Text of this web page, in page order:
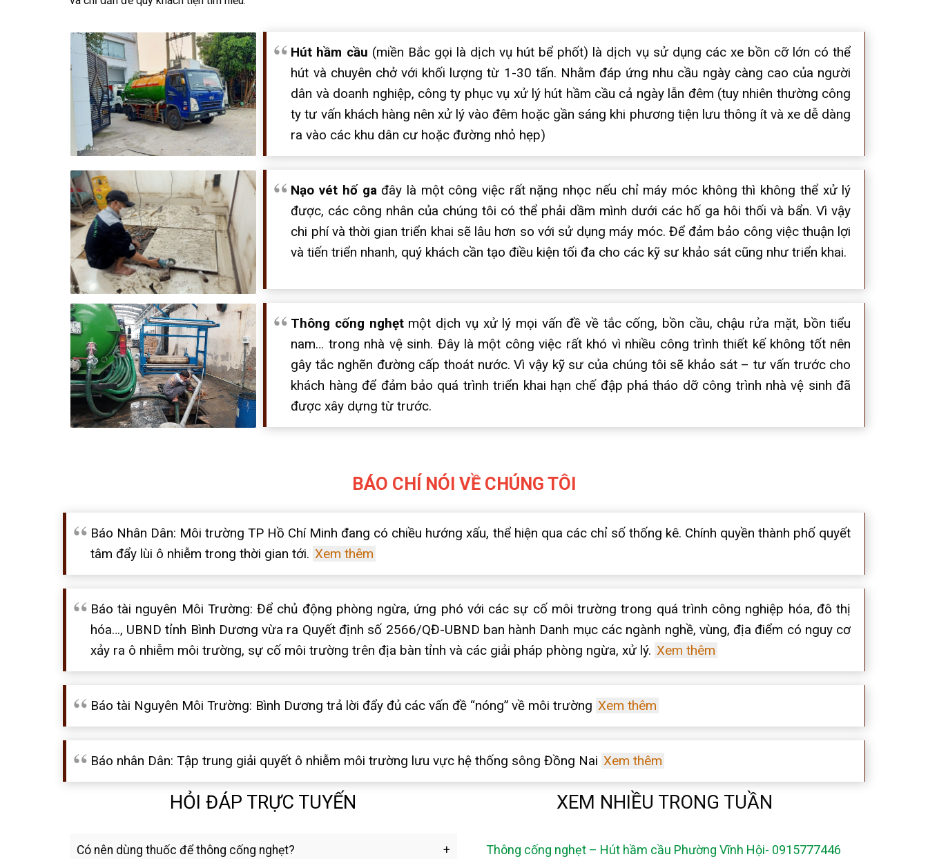
Hút hầm cầu (miền Bắc gọi là dịch vụ hút bể phốt) là dịch vụ sử dụng các xe bồn cỡ lớn có thể
hút và chuyên chở với khối lượng từ 1-30 tấn. Nhằm đáp ứng nhu cầu ngày càng cao của người
dân và doanh nghiệp, công ty phục vụ xử lý hút hầm cầu cả ngày lẫn đêm (tuy nhiên thường công
ty tư vấn khách hàng nên xử lý vào đêm hoặc gần sáng khi phương tiện lưu thông ít và xe dễ dàng
ra vào các khu dân cư hoặc đường nhỏ hẹp)
Nạo vét hố gađây là một công việc rất nặng nhọc nếu chỉ máy móc không thì không thể xử lý
được, các công nhân của chúng tôi có thể phải dầm mình dưới các hố ga hôi thối và bẩn. Vì vậy
chi phí và thời gian triển khai sẽ lâu hơn so với sử dụng máy móc. Để đảm bảo công việc thuận lợi
và tiến triển nhanh, quý khách cần tạo điều kiện tối đa cho các kỹ sư khảo sát cũng như triển khai.
Thông cống nghẹtmột dịch vụ xử lý mọi vấn đề về tắc cống, bồn cầu, chậu rửa mặt, bồn tiểu
nam… trong nhà vệ sinh. Đây là một công việc rất khó vì nhiều công trình thiết kế không tốt nên
gây tắc nghẽn đường cấp thoát nước. Vì vậy kỹ sư của chúng tôi sẽ khảo sát – tư vấn trước cho
khách hàng để đảm bảo quá trình triển khai hạn chế đập phá tháo dỡ công trình nhà vệ sinh đã
được xây dựng từ trước.
BÁO CHÍ NÓI VỀ CHÚNG TÔI
Báo Nhân Dân: Môi trường TP Hồ Chí Minh đang có chiều hướng xấu, thể hiện qua các chỉ số thống kê. Chính quyền thành phố quyết
tâm đẩy lùi ô nhiễm trong thời gian tới. Xem thêm
Báo tài nguyên Môi Trường: Để chủ động phòng ngừa, ứng phó với các sự cố môi trường trong quá trình công nghiệp hóa, đô thị
hóa…, UBND tỉnh Bình Dương vừa ra Quyết định số 2566/QĐ-UBND ban hành Danh mục các ngành nghề, vùng, địa điểm có nguy cơ
xảy ra ô nhiễm môi trường, sự cố môi trường trên địa bàn tỉnh và các giải pháp phòng ngừa, xử lý. Xem thêm
Báo tài Nguyên Môi Trường: Bình Dương trả lời đẩy đủ các vấn đề “nóng” về môi trường Xem thêm
Báo nhân Dân: Tập trung giải quyết ô nhiễm môi trường lưu vực hệ thống sông Đồng Nai Xem thêm
HỎI ĐÁP TRỰC TUYẾN
Có nên dùng thuốc để thông cống nghẹt?
XEM NHIỀU TRONG TUẦN
Thông cống nghẹt – Hút hầm cầu Phường Vĩnh Hội- 0915777446